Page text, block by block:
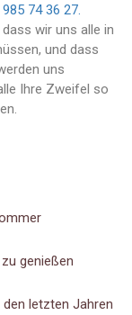
74 36 27.
wir uns alle in
und dass
uns
Ihre Zweifel so
genießen
letzten Jahren